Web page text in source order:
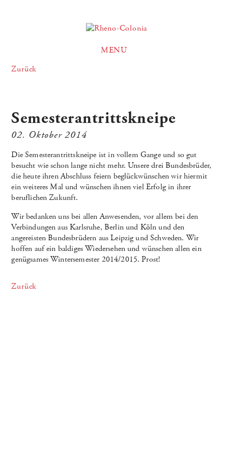
MENU
Zurück
Semesterantrittskneipe
02. Oktober 2014
Die Semesterantrittskneipe ist in vollem Gange und so gut
besucht wie schon lange nicht mehr. Unsere drei Bundesbrüder,
die heute ihren Abschluss feiern beglückwünschen wir hiermit
ein weiteres Mal und wünschen ihnen viel Erfolg in ihrer
beruflichen Zukunft.
Wir bedanken uns bei allen Anwesenden, vor allem bei den
Verbindungen aus Karlsruhe, Berlin und Köln und den
angereisten Bundesbrüdern aus Leipzig und Schweden. Wir
hoffen auf ein baldiges Wiedersehen und wünschen allen ein
genügsames Wintersemester 2014/2015. Prost!
Zurück